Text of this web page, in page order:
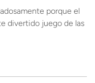
porque el
divertido juego de las